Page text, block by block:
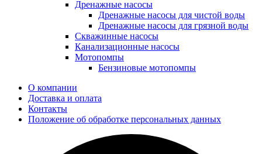
Дренажные насосы
Дренажные насосы для чистой воды
Дренажные насосы для грязной воды
Скважинные насосы
Канализационные насосы
Мотопомпы
Бензиновые мотопомпы
О компании
Доставка и оплата
Контакты
Положение об обработке персональных данных